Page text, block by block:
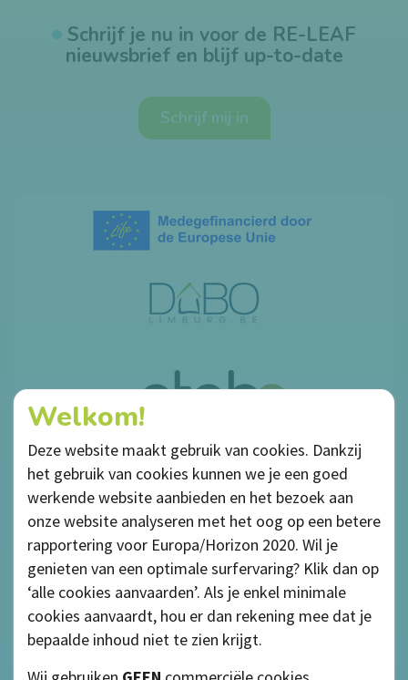
Schrijf je nu in voor de RE-LEAF
nieuwsbrief en blijf up-to-date
Schrijf mij in
Privacybeleid
Welkom!
Deze website maakt gebruik van cookies. Dankzij
het gebruik van cookies kunnen we je een goed
werkende website aanbieden en het bezoek aan
onze website analyseren met het oog op een betere
rapportering voor Europa/Horizon 2020. Wil je
genieten van een optimale surfervaring? Klik dan op
‘alle cookies aanvaarden’. Als je enkel minimale
cookies aanvaardt, hou er dan rekening mee dat je
bepaalde inhoud niet te zien krijgt.